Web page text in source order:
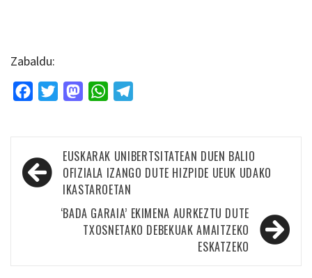
Zabaldu:
FacebookTwitterMastodonWhatsApp
Bidalketetan
zehar
nabigatu
EUSKARAK UNIBERTSITATEAN DUEN BALIO
OFIZIALA IZANGO DUTE HIZPIDE UEUK UDAKO
IKASTAROETAN
‘BADA GARAIA’ EKIMENA AURKEZTU DUTE
TXOSNETAKO DEBEKUAK AMAITZEKO
ESKATZEKO